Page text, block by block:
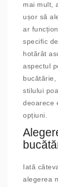
mai mult,
ușor să
ar
specific
hotărât
aspectul
stilului
deoarece
opțiuni.
Iată
alegerea